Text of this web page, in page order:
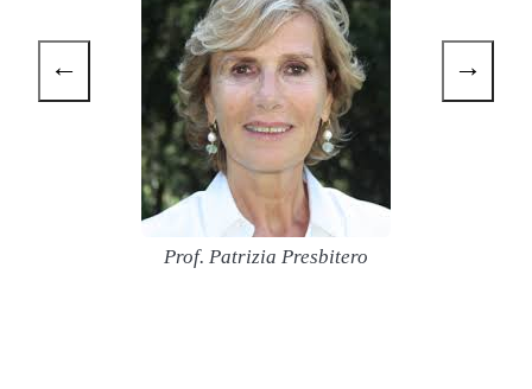
Prof. Patrizia Presbitero
← →